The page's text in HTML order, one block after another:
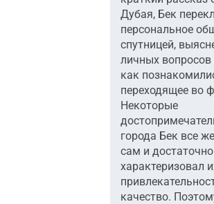
Дубая, Бек
персональное
спутницей,
личных вопросов
как
переходящее во
Некоторые
города Бек все
сам и
характеризовал
качество.